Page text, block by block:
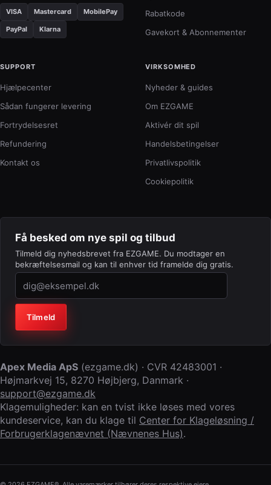
VISA Mastercard MobilePay
PayPal Klarna
Rabatkode
Gavekort & Abonnementer
SUPPORT
Hjælpecenter
Sådan fungerer levering
Fortrydelsesret
Refundering
Kontakt os
VIRKSOMHED
Nyheder & guides
Om EZGAME
Aktivér dit spil
Handelsbetingelser
Privatlivspolitik
Cookiepolitik
Få besked om nye spil og tilbud
Tilmeld dig nyhedsbrevet fra EZGAME. Du modtager en
bekræftelsesmail og kan til enhver tid framelde dig gratis.
Virksomhed (lad feltet stå tomt)
Tilmeld
Apex Media ApS (ezgame.dk) · CVR 42483001 ·
Højmarkvej 15, 8270 Højbjerg, Danmark ·
support@ezgame.dk
Klagemuligheder: kan en tvist ikke løses med vores
kundeservice, kan du klage til Center for Klageløsning /
Forbrugerklagenævnet (Nævnenes Hus).